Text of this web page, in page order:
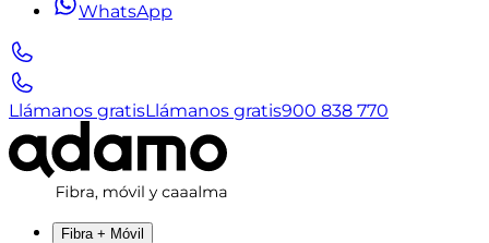
WhatsApp
Llámanos gratisLlámanos gratis900 838 770
Fibra + Móvil